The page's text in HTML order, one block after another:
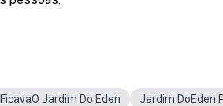
Jardim Do Eden Jardim DoEden